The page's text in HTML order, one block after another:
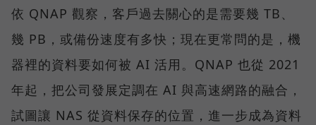
依 QNAP 觀察，客戶過去關心的是需要幾 TB、
幾 PB，或備份速度有多快；現在更常問的是，機
器裡的資料要如何被 AI 活用。QNAP 也從 2021
年起，把公司發展定調在 AI 與高速網路的融合，
試圖讓 NAS 從資料保存的位置，進一步成為資料